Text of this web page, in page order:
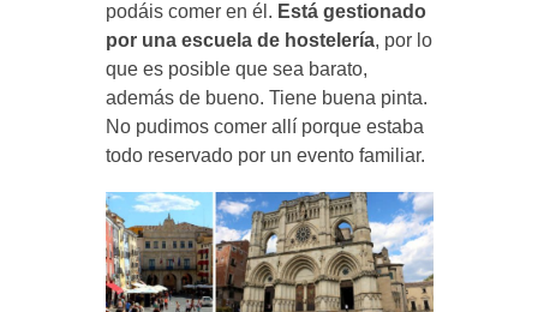
podáis comer en él. Está gestionado
por una escuela de hostelería, por lo
que es posible que sea barato,
además de bueno. Tiene buena pinta.
No pudimos comer allí porque estaba
todo reservado por un evento familiar.